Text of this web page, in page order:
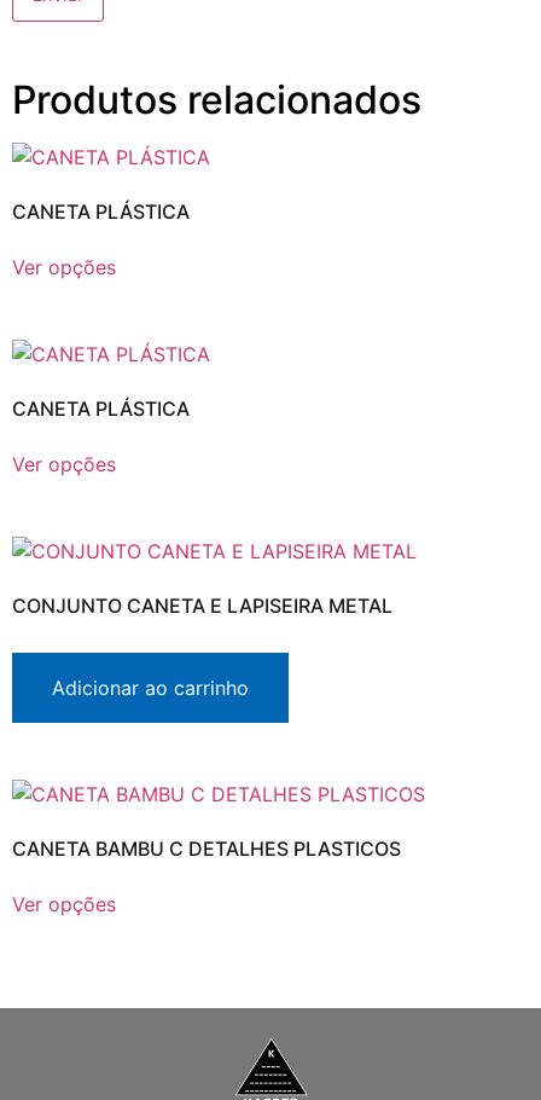
Produtos relacionados
CANETA PLÁSTICA
Ver opções
CANETA PLÁSTICA
Ver opções
CONJUNTO CANETA E LAPISEIRA METAL
Adicionar ao carrinho
CANETA BAMBU C DETALHES PLASTICOS
Ver opções